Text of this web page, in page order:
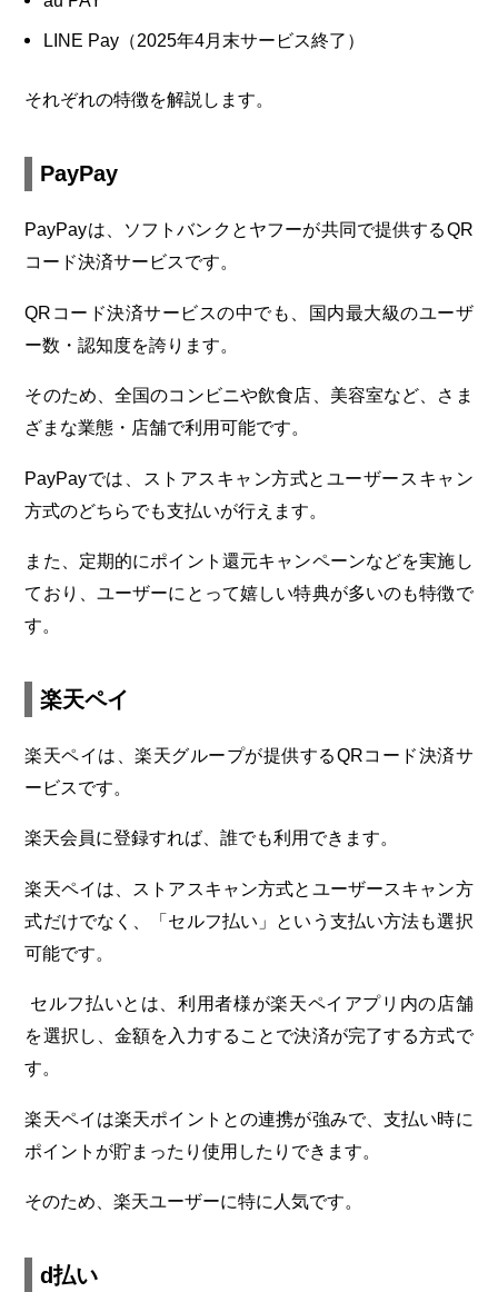
LINE Pay（2025年4月末サービス終了）
それぞれの特徴を解説します。
PayPay
PayPayは、ソフトバンクとヤフーが共同で提供するQR
コード決済サービスです。
QRコード決済サービスの中でも、国内最大級のユーザ
ー数・認知度を誇ります。
そのため、全国のコンビニや飲食店、美容室など、さま
ざまな業態・店舗で利用可能です。
PayPayでは、ストアスキャン方式とユーザースキャン
方式のどちらでも支払いが行えます。
また、定期的にポイント還元キャンペーンなどを実施し
ており、ユーザーにとって嬉しい特典が多いのも特徴で
す。
楽天ペイ
楽天ペイは、楽天グループが提供するQRコード決済サ
ービスです。
楽天会員に登録すれば、誰でも利用できます。
楽天ペイは、ストアスキャン方式とユーザースキャン方
式だけでなく、「セルフ払い」という支払い方法も選択
可能です。
セルフ払いとは、利用者様が楽天ペイアプリ内の店舗
を選択し、金額を入力することで決済が完了する方式で
す。
楽天ペイは楽天ポイントとの連携が強みで、支払い時に
ポイントが貯まったり使用したりできます。
そのため、楽天ユーザーに特に人気です。
d払い